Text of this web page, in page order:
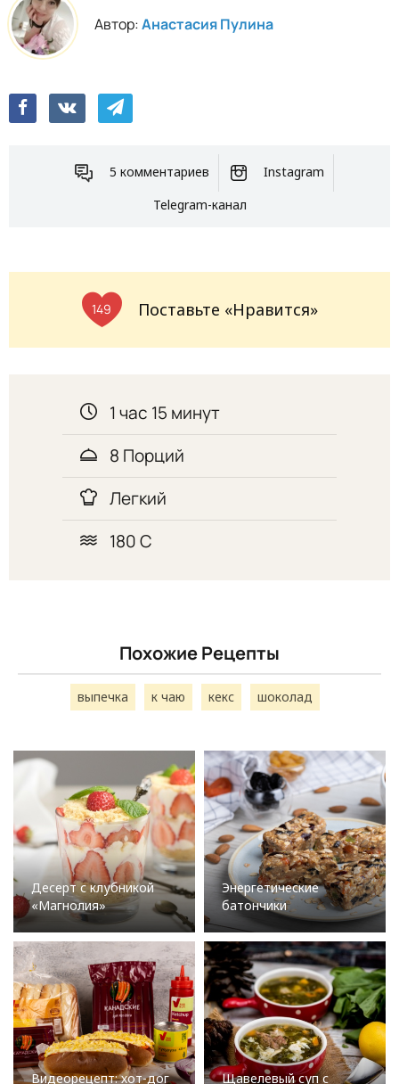
Автор:Анастасия Пулина
5 комментариев
Instagram
Telegram-канал
149 Поставьте «Нравится»
1 час 15 минут
8 Порций
Легкий
180 С
Похожие Рецепты
выпечка к чаю кекс шоколад
Десерт с клубникой
«Магнолия»
Энергетические
батончики
Видеорецепт: хот-дог
Щавелевый суп с